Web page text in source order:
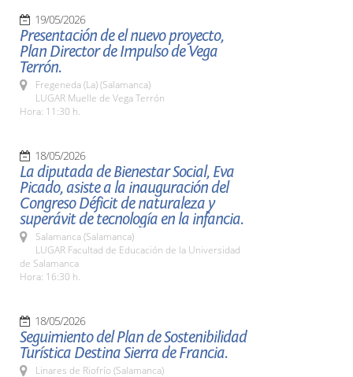
19/05/2026
Presentación de el nuevo proyecto,
Plan Director de Impulso de Vega
Terrón.
Fregeneda (La) (Salamanca)
LUGAR Muelle de Vega Terrón
Hora: 11:30 h.
18/05/2026
La diputada de Bienestar Social, Eva
Picado, asiste a la inauguración del
Congreso Déficit de naturaleza y
superávit de tecnología en la infancia.
Salamanca (Salamanca)
LUGAR Facultad de Educación de la Universidad
de Salamanca
Hora: 16:30 h.
18/05/2026
Seguimiento del Plan de Sostenibilidad
Turística Destina Sierra de Francia.
Linares de Riofrío (Salamanca)